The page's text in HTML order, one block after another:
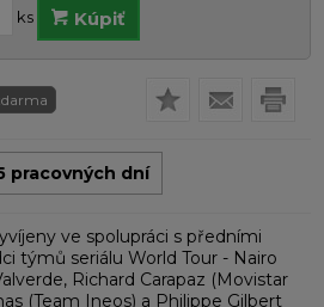
ks Kúpiť
pracovných dní
ve spolupráci s předními
týmů seriálu World Tour - Nairo
Richard Carapaz (Movistar
(Team Ineos) a Philippe Gilbert